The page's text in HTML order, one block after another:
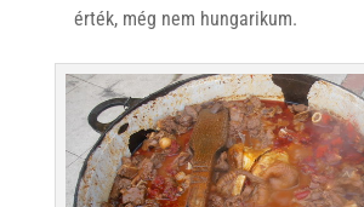
érték, még nem hungarikum.